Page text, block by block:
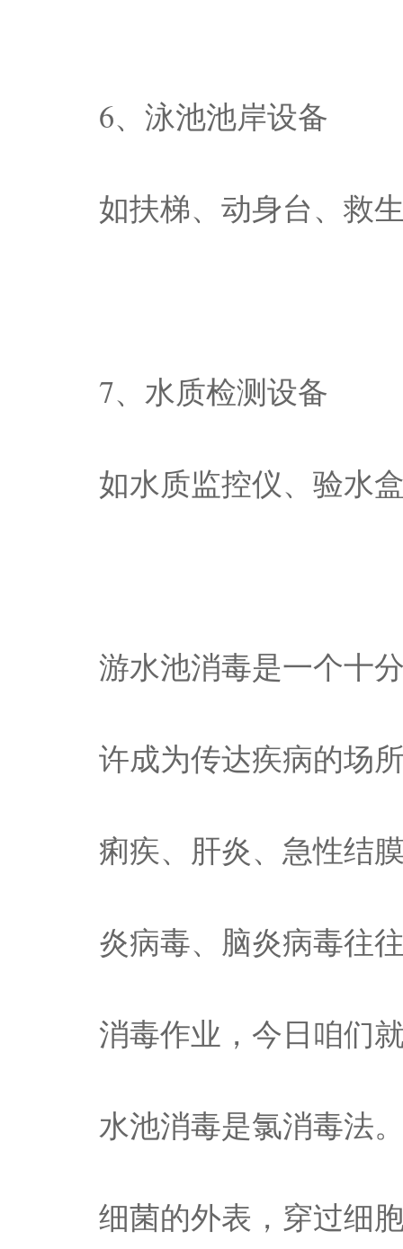
6、泳池池岸设备
如扶梯、动身台、救
7、水质检测设备
如水质监控仪、验水
游水池消毒是一个十
许成为传达疾病的场
痢疾、肝炎、急性结
炎病毒、脑炎病毒往
消毒作业，今日咱们
水池消毒是氯消毒法
细菌的外表，穿过细